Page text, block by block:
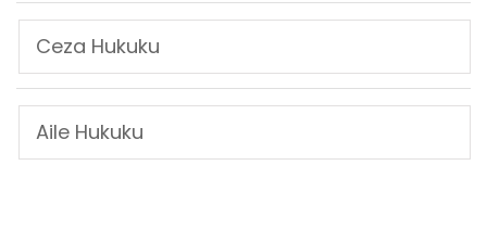
Ceza Hukuku
Aile Hukuku